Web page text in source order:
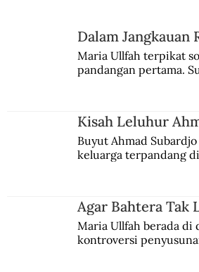
Wangsit Sarwo Edhie
Dalam Jangkauan
Maria Ullfah terpikat
pandangan pertama.
Kisah Leluhur
Buyut Ahmad
keluarga terpandang
Agar Bahtera Tak
Maria Ullfah berada di
kontroversi